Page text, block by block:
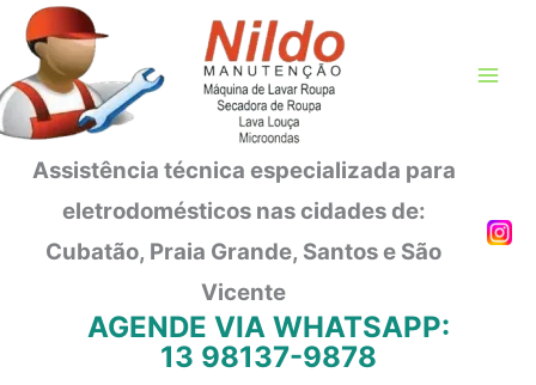
para
conteúdo
Assistência técnica especializada para
eletrodomésticos nas cidades de:
Cubatão, Praia Grande, Santos e São
Vicente
AGENDE VIA WHATSAPP:
13 98137-9878